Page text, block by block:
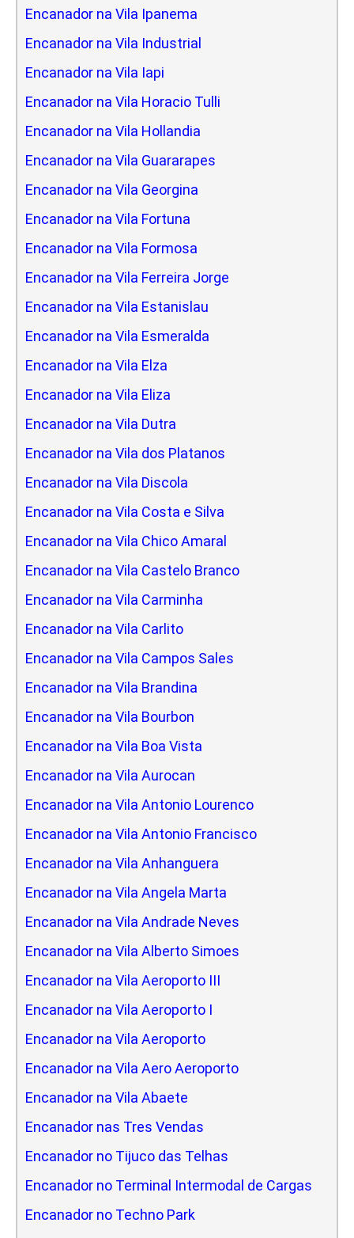
Encanador na Vila Ipanema
Encanador na Vila Industrial
Encanador na Vila Iapi
Encanador na Vila Horacio Tulli
Encanador na Vila Hollandia
Encanador na Vila Guararapes
Encanador na Vila Georgina
Encanador na Vila Fortuna
Encanador na Vila Formosa
Encanador na Vila Ferreira Jorge
Encanador na Vila Estanislau
Encanador na Vila Esmeralda
Encanador na Vila Elza
Encanador na Vila Eliza
Encanador na Vila Dutra
Encanador na Vila dos Platanos
Encanador na Vila Discola
Encanador na Vila Costa e Silva
Encanador na Vila Chico Amaral
Encanador na Vila Castelo Branco
Encanador na Vila Carminha
Encanador na Vila Carlito
Encanador na Vila Campos Sales
Encanador na Vila Brandina
Encanador na Vila Bourbon
Encanador na Vila Boa Vista
Encanador na Vila Aurocan
Encanador na Vila Antonio Lourenco
Encanador na Vila Antonio Francisco
Encanador na Vila Anhanguera
Encanador na Vila Angela Marta
Encanador na Vila Andrade Neves
Encanador na Vila Alberto Simoes
Encanador na Vila Aeroporto III
Encanador na Vila Aeroporto I
Encanador na Vila Aeroporto
Encanador na Vila Aero Aeroporto
Encanador na Vila Abaete
Encanador nas Tres Vendas
Encanador no Tijuco das Telhas
Encanador no Terminal Intermodal de Cargas
Encanador no Techno Park